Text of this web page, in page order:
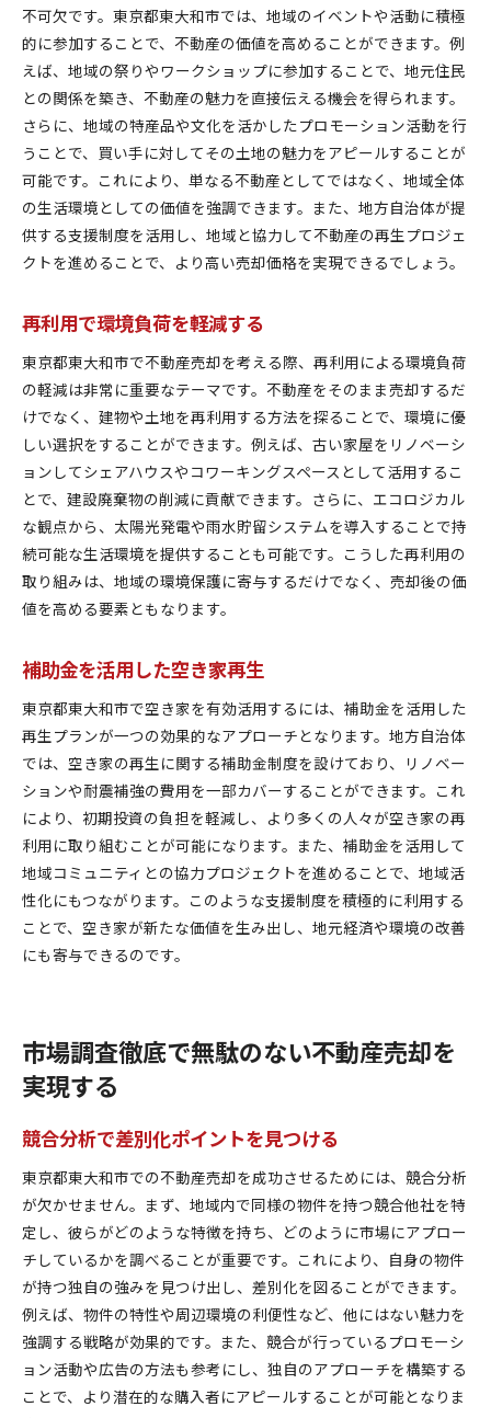
不可欠です。東京都東大和市では、地域のイベントや活動に積極
的に参加することで、不動産の価値を高めることができます。例
えば、地域の祭りやワークショップに参加することで、地元住民
との関係を築き、不動産の魅力を直接伝える機会を得られます。
さらに、地域の特産品や文化を活かしたプロモーション活動を行
うことで、買い手に対してその土地の魅力をアピールすることが
可能です。これにより、単なる不動産としてではなく、地域全体
の生活環境としての価値を強調できます。また、地方自治体が提
供する支援制度を活用し、地域と協力して不動産の再生プロジェ
クトを進めることで、より高い売却価格を実現できるでしょう。
再利用で環境負荷を軽減する
東京都東大和市で不動産売却を考える際、再利用による環境負荷
の軽減は非常に重要なテーマです。不動産をそのまま売却するだ
けでなく、建物や土地を再利用する方法を探ることで、環境に優
しい選択をすることができます。例えば、古い家屋をリノベーシ
ョンしてシェアハウスやコワーキングスペースとして活用するこ
とで、建設廃棄物の削減に貢献できます。さらに、エコロジカル
な観点から、太陽光発電や雨水貯留システムを導入することで持
続可能な生活環境を提供することも可能です。こうした再利用の
取り組みは、地域の環境保護に寄与するだけでなく、売却後の価
値を高める要素ともなります。
補助金を活用した空き家再生
東京都東大和市で空き家を有効活用するには、補助金を活用した
再生プランが一つの効果的なアプローチとなります。地方自治体
では、空き家の再生に関する補助金制度を設けており、リノベー
ションや耐震補強の費用を一部カバーすることができます。これ
により、初期投資の負担を軽減し、より多くの人々が空き家の再
利用に取り組むことが可能になります。また、補助金を活用して
地域コミュニティとの協力プロジェクトを進めることで、地域活
性化にもつながります。このような支援制度を積極的に利用する
ことで、空き家が新たな価値を生み出し、地元経済や環境の改善
にも寄与できるのです。
市場調査徹底で無駄のない不動産売却を
実現する
競合分析で差別化ポイントを見つける
東京都東大和市での不動産売却を成功させるためには、競合分析
が欠かせません。まず、地域内で同様の物件を持つ競合他社を特
定し、彼らがどのような特徴を持ち、どのように市場にアプロー
チしているかを調べることが重要です。これにより、自身の物件
が持つ独自の強みを見つけ出し、差別化を図ることができます。
例えば、物件の特性や周辺環境の利便性など、他にはない魅力を
強調する戦略が効果的です。また、競合が行っているプロモーシ
ョン活動や広告の方法も参考にし、独自のアプローチを構築する
ことで、より潜在的な購入者にアピールすることが可能となりま